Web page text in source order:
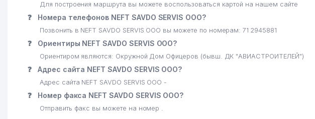
Для построения маршрута вы можете воспользоваться картой на нашем сайте
❓ Номера телефонов NEFT SAVDO SERVIS ООО?
Позвонить в NEFT SAVDO SERVIS ООО вы можете по номерам: 71 2945881
❓ Ориентиры NEFT SAVDO SERVIS ООО?
Ориентиром являются: Окружной Дом Офицеров (бывш. ДК "АВИАСТРОИТЕЛЕЙ")
❓ Адрес сайта NEFT SAVDO SERVIS ООО?
Адрес сайта NEFT SAVDO SERVIS ООО -
❓ Номер факса NEFT SAVDO SERVIS ООО?
Отправить факс вы можете на номер .